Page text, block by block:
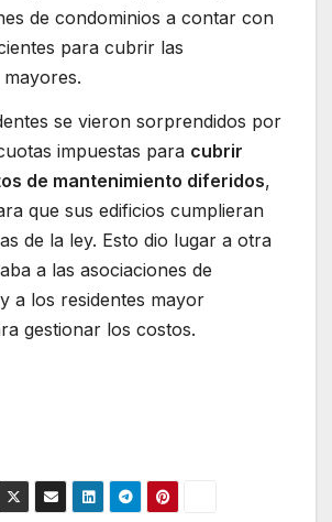
de condominios a contar con
para cubrir las
se vieron sorprendidos por
impuestas para cubrir
de mantenimiento diferidos,
que sus edificios cumplieran
de la ley. Esto dio lugar a otra
a las asociaciones de
a los residentes mayor
gestionar los costos.